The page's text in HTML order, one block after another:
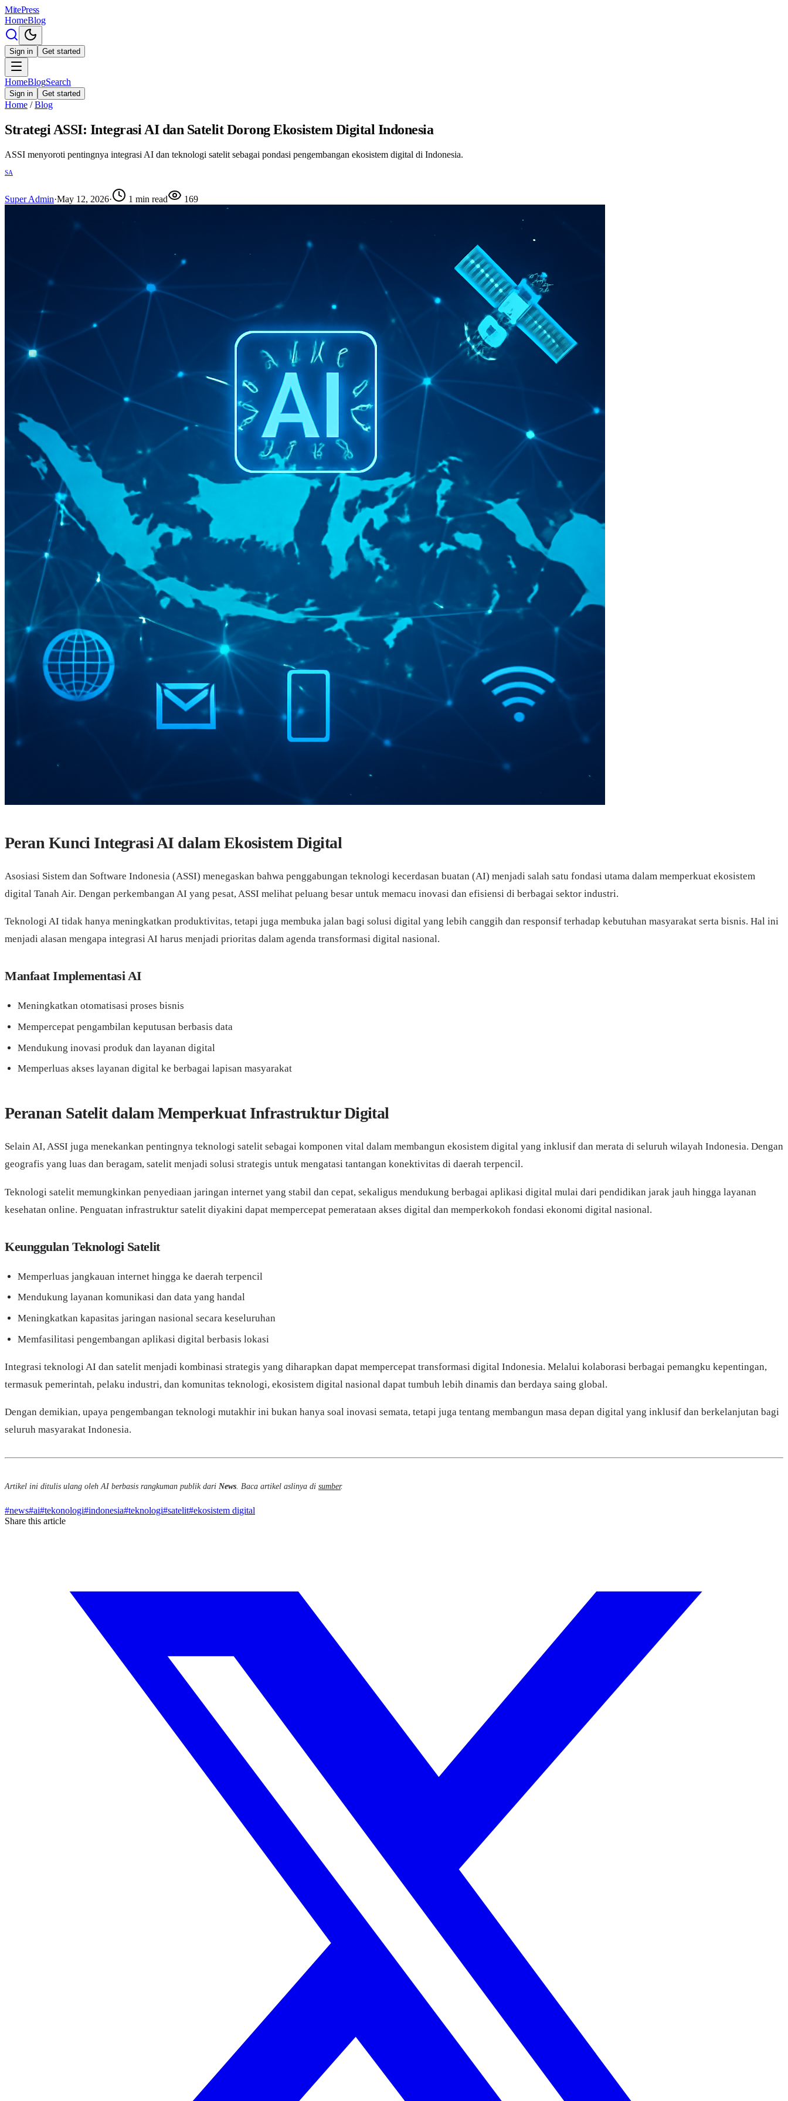
MitePress
HomeBlog
Sign in Get started
HomeBlogSearch
Sign in Get started
Home / Blog
Strategi ASSI: Integrasi AI dan Satelit Dorong Ekosistem Digital Indonesia
ASSI menyoroti pentingnya integrasi AI dan teknologi satelit sebagai pondasi pengembangan ekosistem digital di Indonesia.
SA
Super Admin·May 12, 2026· 1 min read 169
Peran Kunci Integrasi AI dalam Ekosistem Digital
Asosiasi Sistem dan Software Indonesia (ASSI) menegaskan bahwa penggabungan teknologi kecerdasan buatan (AI) menjadi salah satu fondasi utama dalam memperkuat ekosistem
digital Tanah Air. Dengan perkembangan AI yang pesat, ASSI melihat peluang besar untuk memacu inovasi dan efisiensi di berbagai sektor industri.
Teknologi AI tidak hanya meningkatkan produktivitas, tetapi juga membuka jalan bagi solusi digital yang lebih canggih dan responsif terhadap kebutuhan masyarakat serta bisnis. Hal ini
menjadi alasan mengapa integrasi AI harus menjadi prioritas dalam agenda transformasi digital nasional.
Manfaat Implementasi AI
Meningkatkan otomatisasi proses bisnis
Mempercepat pengambilan keputusan berbasis data
Mendukung inovasi produk dan layanan digital
Memperluas akses layanan digital ke berbagai lapisan masyarakat
Peranan Satelit dalam Memperkuat Infrastruktur Digital
Selain AI, ASSI juga menekankan pentingnya teknologi satelit sebagai komponen vital dalam membangun ekosistem digital yang inklusif dan merata di seluruh wilayah Indonesia. Dengan
geografis yang luas dan beragam, satelit menjadi solusi strategis untuk mengatasi tantangan konektivitas di daerah terpencil.
Teknologi satelit memungkinkan penyediaan jaringan internet yang stabil dan cepat, sekaligus mendukung berbagai aplikasi digital mulai dari pendidikan jarak jauh hingga layanan
kesehatan online. Penguatan infrastruktur satelit diyakini dapat mempercepat pemerataan akses digital dan memperkokoh fondasi ekonomi digital nasional.
Keunggulan Teknologi Satelit
Memperluas jangkauan internet hingga ke daerah terpencil
Mendukung layanan komunikasi dan data yang handal
Meningkatkan kapasitas jaringan nasional secara keseluruhan
Memfasilitasi pengembangan aplikasi digital berbasis lokasi
Integrasi teknologi AI dan satelit menjadi kombinasi strategis yang diharapkan dapat mempercepat transformasi digital Indonesia. Melalui kolaborasi berbagai pemangku kepentingan,
termasuk pemerintah, pelaku industri, dan komunitas teknologi, ekosistem digital nasional dapat tumbuh lebih dinamis dan berdaya saing global.
Dengan demikian, upaya pengembangan teknologi mutakhir ini bukan hanya soal inovasi semata, tetapi juga tentang membangun masa depan digital yang inklusif dan berkelanjutan bagi
seluruh masyarakat Indonesia.
Artikel ini ditulis ulang oleh AI berbasis rangkuman publik dari News . Baca artikel aslinya di sumber.
#news#ai#tekonologi#indonesia#teknologi#satelit#ekosistem digital
Share this article